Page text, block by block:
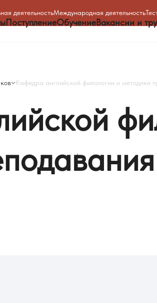
деятельностьМеждународная деятельность
ПоступлениеОбучениеВакансии и
Кафедра английской филологии и методики